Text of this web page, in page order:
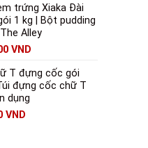
trứng Xiaka Đài
1 kg | Bột pudding
Alley
VND
T đựng cốc gói
đựng cốc chữ T
dụng
VND